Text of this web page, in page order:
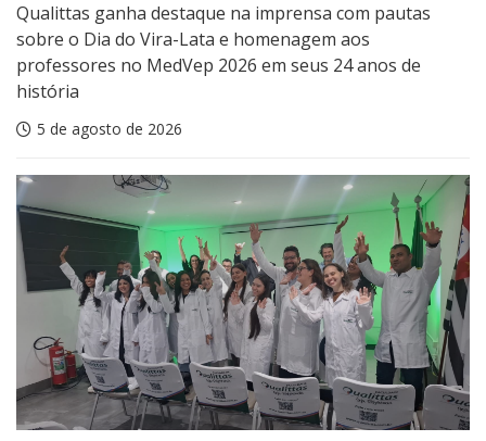
Qualittas ganha destaque na imprensa com pautas
sobre o Dia do Vira-Lata e homenagem aos
professores no MedVep 2026 em seus 24 anos de
história
5 de agosto de 2026